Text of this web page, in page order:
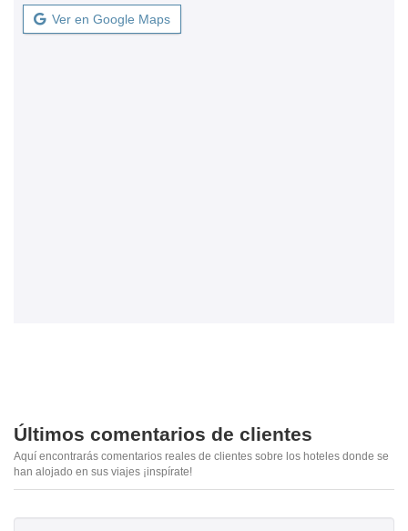
Ver en Google Maps
Últimos comentarios de clientes
Aquí encontrarás comentarios reales de clientes sobre los hoteles donde se
han alojado en sus viajes ¡inspírate!